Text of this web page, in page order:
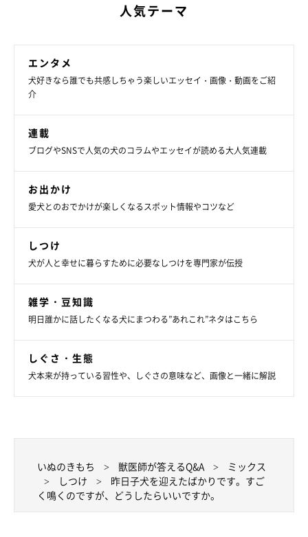
人気テーマ
エンタメ
犬好きなら誰でも共感しちゃう楽しいエッセイ・画像・動画をご紹
介
連載
ブログやSNSで人気の犬のコラムやエッセイが読める大人気連載
お出かけ
愛犬とのおでかけが楽しくなるスポット情報やコツなど
しつけ
犬が人と幸せに暮らすために必要なしつけを専門家が伝授
雑学・豆知識
明日誰かに話したくなる犬にまつわる”あれこれ”ネタはこちら
しぐさ・生態
犬本来が持っている習性や、しぐさの意味など、画像と一緒に解説
いぬのきもち 獣医師が答えるQ&A
ミックス
しつけ
昨日子犬を迎えたばかりです。すご
く鳴くのですが、どうしたらいいですか。